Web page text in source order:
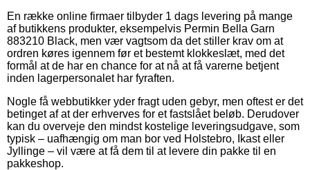
En række online firmaer tilbyder 1 dags levering på mange
af butikkens produkter, eksempelvis Permin Bella Garn
883210 Black, men vær vagtsom da det stiller krav om at
ordren køres igennem før et bestemt klokkeslæt, med det
formål at de har en chance for at nå at få varerne betjent
inden lagerpersonalet har fyraften.
Nogle få webbutikker yder fragt uden gebyr, men oftest er det
betinget af at der erhverves for et fastslået beløb. Derudover
kan du overveje den mindst kostelige leveringsudgave, som
typisk – uafhængig om man bor ved Holstebro, Ikast eller
Jyllinge – vil være at få dem til at levere din pakke til en
pakkeshop.